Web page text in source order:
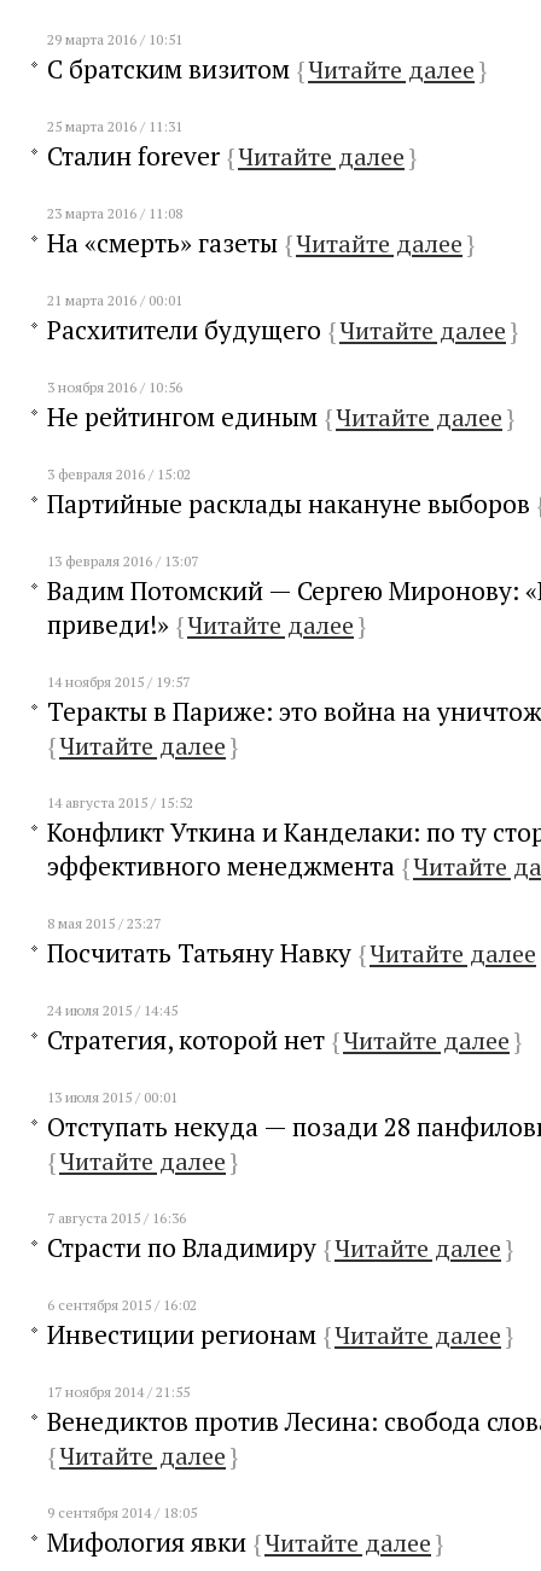
29 марта 2016 / 10:51
С братским визитом {Читайте далее}
25 марта 2016 / 11:31
Сталин forever {Читайте далее}
23 марта 2016 / 11:08
На «смерть» газеты {Читайте далее}
21 марта 2016 / 00:01
Расхитители будущего {Читайте далее}
3 ноября 2016 / 10:56
Не рейтингом единым {Читайте далее}
3 февраля 2016 / 15:02
Партийные расклады накануне выборов
13 февраля 2016 / 13:07
Вадим Потомский — Сергею Миронову:
приведи!» {Читайте далее}
14 ноября 2015 / 19:57
Теракты в Париже: это война на
{Читайте далее}
14 августа 2015 / 15:52
Конфликт Уткина и Канделаки: по ту
эффективного менеджмента {Читайте
8 мая 2015 / 23:27
Посчитать Татьяну Навку {Читайте далее
24 июля 2015 / 14:45
Стратегия, которой нет {Читайте далее}
13 июля 2015 / 00:01
Отступать некуда — позади 28
{Читайте далее}
7 августа 2015 / 16:36
Страсти по Владимиру {Читайте далее}
6 сентября 2015 / 16:02
Инвестиции регионам {Читайте далее}
17 ноября 2014 / 21:55
Венедиктов против Лесина: свобода
{Читайте далее}
9 сентября 2014 / 18:05
Мифология явки {Читайте далее}